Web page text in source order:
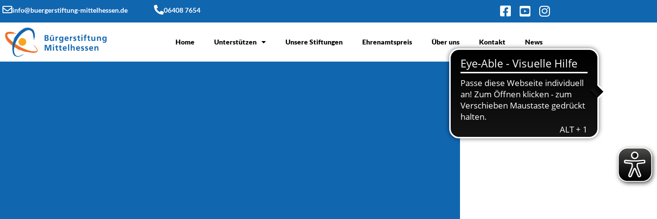
info@buergerstiftung-mittelhessen.de 06408 7654
Home Unterstützen Unsere Stiftungen Ehrenamtspreis Über uns Kontakt News